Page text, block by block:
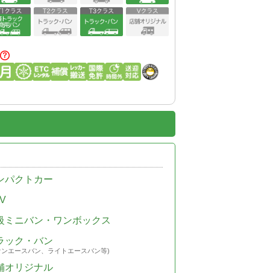
パクトカー
ミニバン・ワンボックス
ック・バン
エースバン、ライトエースバン等)
オリジナル